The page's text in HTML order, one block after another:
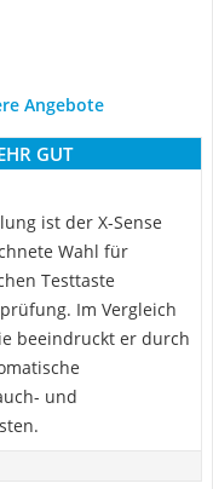
Angebote
GUT
ist der X-Sense
Wahl für
Testtaste
Im Vergleich
beeindruckt er durch
und